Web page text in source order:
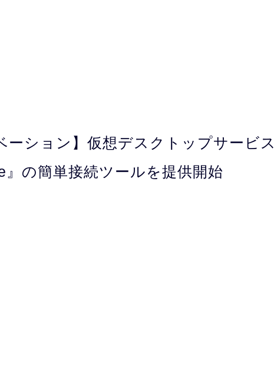
ーション】仮想デスクトップサービス
』の簡単接続ツールを提供開始